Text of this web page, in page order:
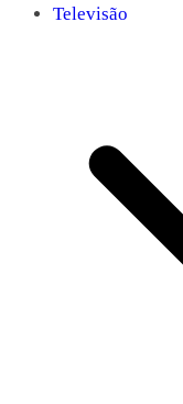
Televisão